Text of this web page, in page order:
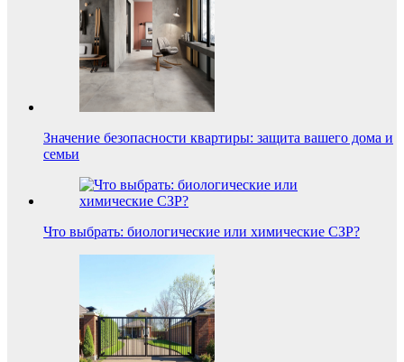
Значение безопасности квартиры: защита вашего дома и
семьи
Что выбрать: биологические или химические СЗР?